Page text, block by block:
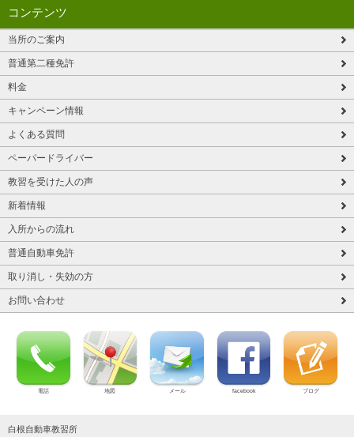
コンテンツ
当所のご案内
普通第二種免許
料金
キャンペーン情報
よくある質問
ペーパードライバー
教習を受けた人の声
新着情報
入所からの流れ
普通自動車免許
取り消し・失効の方
お問い合わせ
電話 地図 メール facebook ブログ
白根自動車教習所